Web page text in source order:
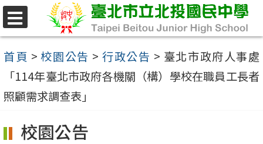
跳
至
主
內
區
首頁 >校園公告 >行政公告 > 臺北市政府人事處
「114年臺北市政府各機關（構）學校在職員工長者
照顧需求調查表」
校園公告
選
單